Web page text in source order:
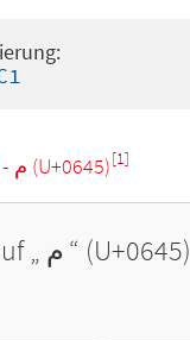
- م (U+0645)[1]
„ م “ (U+0645)